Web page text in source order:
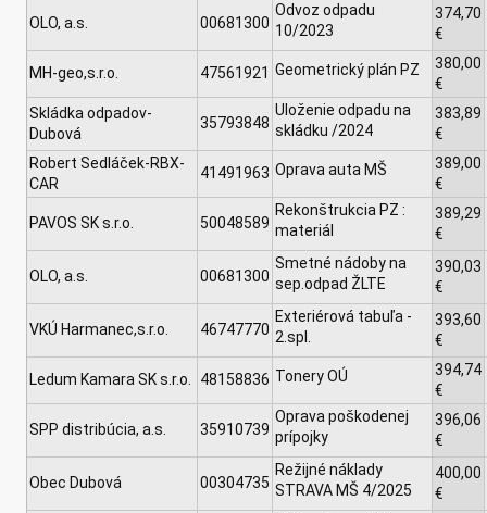
OLO, a.s. 00681300
Odvoz odpadu
10/2023
374,70
€
MH-geo,s.r.o. 47561921 Geometrický plán PZ
380,00
€
Skládka odpadov-
Dubová
35793848
Uloženie odpadu na
skládku /2024
383,89
€
Robert Sedláček-RBX-
CAR
41491963 Oprava auta MŠ
389,00
€
PAVOS SK s.r.o. 50048589
Rekonštrukcia PZ :
materiál
389,29
€
OLO, a.s. 00681300
Smetné nádoby na
sep.odpad ŽLTE
390,03
€
VKÚ Harmanec,s.r.o. 46747770
Exteriérová tabuľa -
2.spl.
393,60
€
Ledum Kamara SK s.r.o. 48158836 Tonery OÚ
394,74
€
SPP distribúcia, a.s. 35910739
Oprava poškodenej
prípojky
396,06
€
Obec Dubová 00304735
Režijné náklady
STRAVA MŠ 4/2025
400,00
€